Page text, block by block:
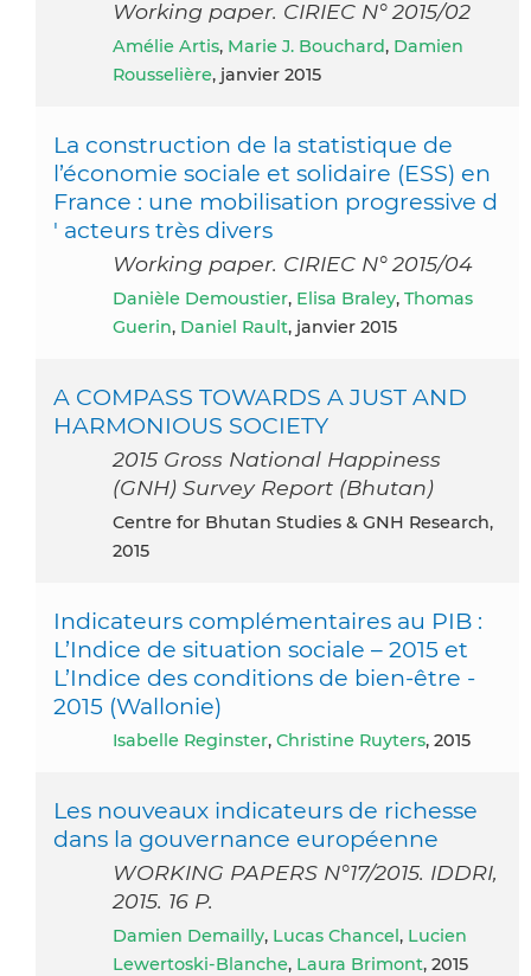
Working paper. CIRIEC N° 2015/02
Amélie Artis, Marie J. Bouchard, Damien
Rousselière, janvier 2015
La construction de la statistique de
l’économie sociale et solidaire (ESS) en
France : une mobilisation progressive d
' acteurs très divers
Working paper. CIRIEC N° 2015/04
Danièle Demoustier, Elisa Braley, Thomas
Guerin, Daniel Rault, janvier 2015
A COMPASS TOWARDS A JUST AND
HARMONIOUS SOCIETY
2015 Gross National Happiness
(GNH) Survey Report (Bhutan)
Centre for Bhutan Studies & GNH Research,
2015
Indicateurs complémentaires au PIB :
L’Indice de situation sociale – 2015 et
L’Indice des conditions de bien-être -
2015 (Wallonie)
Isabelle Reginster, Christine Ruyters, 2015
Les nouveaux indicateurs de richesse
dans la gouvernance européenne
WORKING PAPERS N°17/2015. IDDRI,
2015. 16 P.
Damien Demailly, Lucas Chancel, Lucien
Lewertoski-Blanche, Laura Brimont, 2015